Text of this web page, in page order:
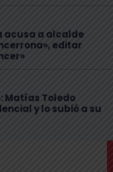
acusa a alcalde
editar
Matías Toledo
y lo subió a su